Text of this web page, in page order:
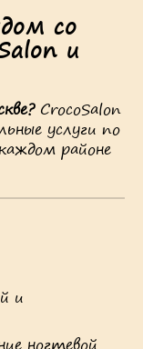
со
и
CrocoSalon
услуги по
районе
и